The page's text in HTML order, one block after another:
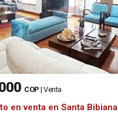
COP | Venta
en venta en Santa Bibiana